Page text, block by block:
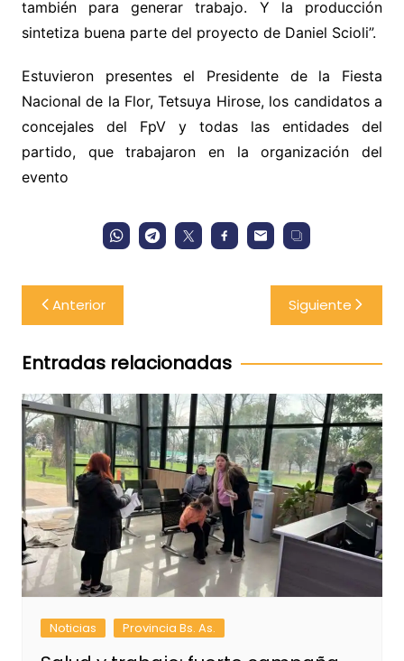
también para generar trabajo. Y la producción
sintetiza buena parte del proyecto de Daniel Scioli”.
Estuvieron presentes el Presidente de la Fiesta
Nacional de la Flor, Tetsuya Hirose, los candidatos a
concejales del FpV y todas las entidades del
partido, que trabajaron en la organización del
evento
Navegación
de
entradas
Anterior Siguiente
Entradas relacionadas
Noticias Provincia Bs. As.